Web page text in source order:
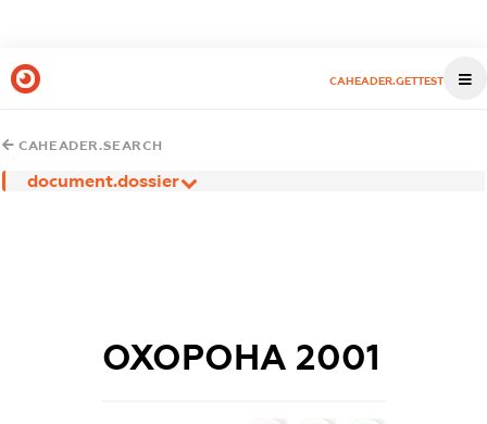
CAHEADER.GETTEST
CAHEADER.SEARCH
document.dossier
ОХОРОНА 2001